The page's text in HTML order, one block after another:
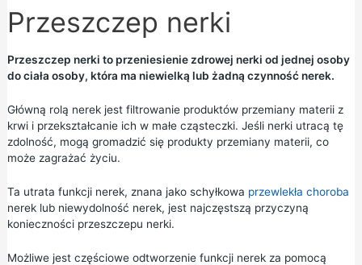
Przeszczep nerki
Przeszczep nerki to przeniesienie zdrowej nerki od jednej osoby
do ciała osoby, która ma niewielką lub żadną czynność nerek.
Główną rolą nerek jest filtrowanie produktów przemiany materii z
krwi i przekształcanie ich w małe cząsteczki. Jeśli nerki utracą tę
zdolność, mogą gromadzić się produkty przemiany materii, co
może zagrażać życiu.
Ta utrata funkcji nerek, znana jako schyłkowa przewlekła choroba
nerek lub niewydolność nerek, jest najczęstszą przyczyną
konieczności przeszczepu nerki.
Możliwe jest częściowe odtworzenie funkcji nerek za pomocą